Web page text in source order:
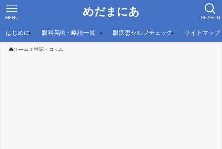
めだまにあ SEARCH
MENU
はじめに 眼科英語・略語一覧 眼疾患セルフチェック サイトマップ
ホーム 雑記・コラム